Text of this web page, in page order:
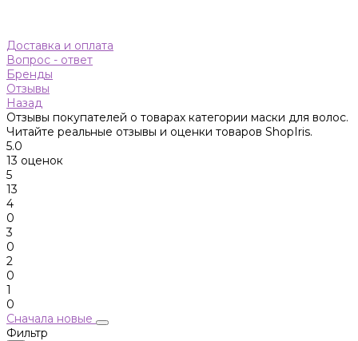
Доставка и оплата
Вопрос - ответ
Бренды
Отзывы
Назад
Отзывы покупателей о товарах категории маски для волос.
Читайте реальные отзывы и оценки товаров ShopIris.
5.0
13 оценок
5
13
4
0
3
0
2
0
1
0
Сначала новые
Фильтр